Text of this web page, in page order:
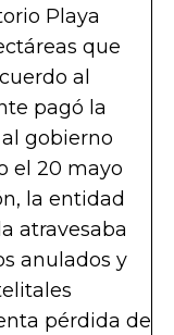
Playa
que
al
pagó la
al gobierno
el 20 mayo
la entidad
atravesaba
anulados y
pérdida de